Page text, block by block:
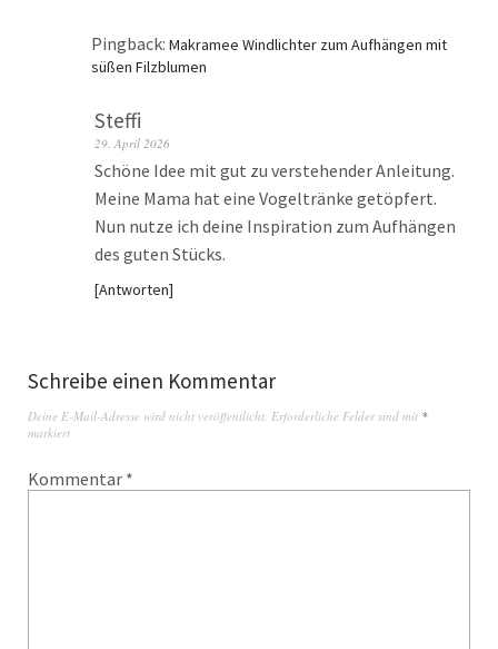
Pingback: Makramee Windlichter zum Aufhängen mit
süßen Filzblumen
Steffi
29. April 2026
Schöne Idee mit gut zu verstehender Anleitung.
Meine Mama hat eine Vogeltränke getöpfert.
Nun nutze ich deine Inspiration zum Aufhängen
des guten Stücks.
Antworten
Schreibe einen Kommentar
Deine E-Mail-Adresse wird nicht veröffentlicht. Erforderliche Felder sind mit *
markiert
Kommentar *